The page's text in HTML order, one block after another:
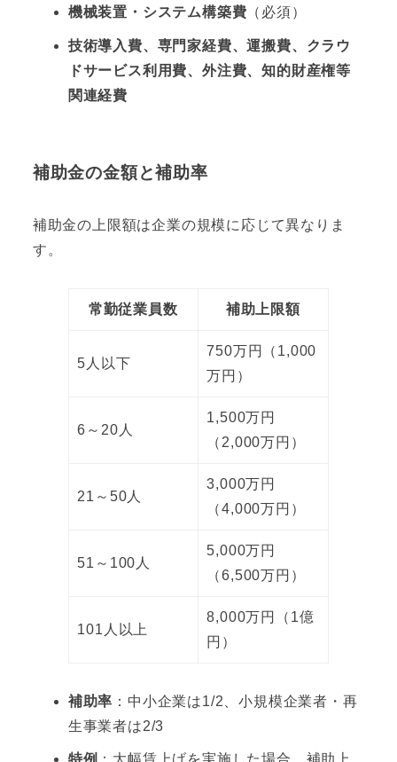
機械装置・システム構築費 （必須）
技術導入費、専門家経費、運搬費、クラウ
ドサービス利用費、外注費、知的財産権等
関連経費
補助金の金額と補助率
補助金の上限額は企業の規模に応じて異なりま
す。
常勤従業員数 補助上限額
5人以下
750万円（1,000
万円）
6～20人
1,500万円
（2,000万円）
21～50人
3,000万円
（4,000万円）
51～100人
5,000万円
（6,500万円）
101人以上
8,000万円（1億
円）
補助率 ：中小企業は1/2、小規模企業者・再
生事業者は2/3